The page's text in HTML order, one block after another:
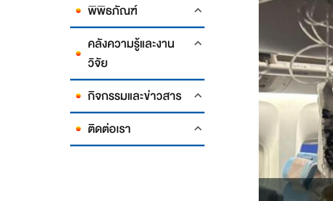
พิพิธภัณฑ์
คลังความรู้และงาน
วิจัย
กิจกรรมและข่าวสาร
ติดต่อเรา